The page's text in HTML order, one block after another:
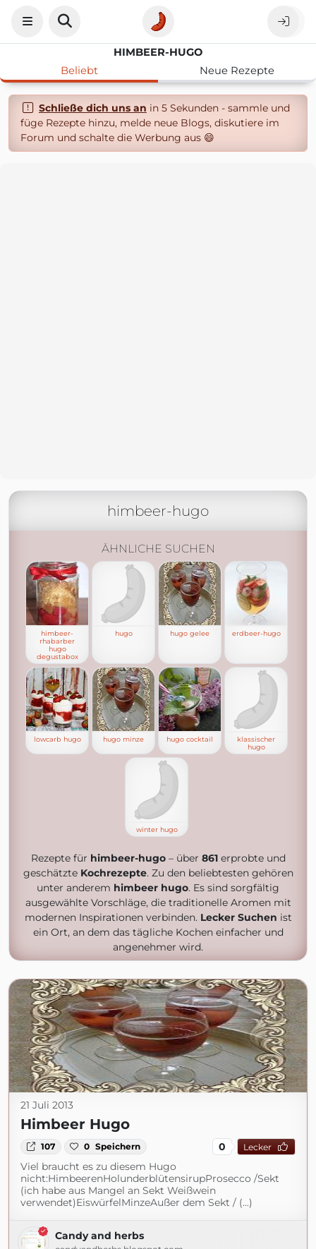
HIMBEER-HUGO
Beliebt
Neue Rezepte
Schließe dich uns an in 5 Sekunden - sammle und
füge Rezepte hinzu, melde neue Blogs, diskutiere im
Forum und schalte die Werbung aus 😄
himbeer-hugo
ÄHNLICHE SUCHEN
himbeer-
rhabarber
hugo
degustabox
hugo hugo gelee erdbeer-hugo
lowcarb hugo hugo minze hugo cocktail
klassischer
hugo
winter hugo
Rezepte für himbeer-hugo– über 861erprobte und
geschätzte Kochrezepte. Zu den beliebtesten gehören
unter anderem himbeer hugo. Es sind sorgfältig
ausgewählte Vorschläge, die traditionelle Aromen mit
modernen Inspirationen verbinden. Lecker Suchen ist
ein Ort, an dem das tägliche Kochen einfacher und
angenehmer wird.
21 Juli 2013
Himbeer Hugo
107 0 Speichern 0 Lecker
Viel braucht es zu diesem Hugo
nicht:HimbeerenHolunderblütensirupProsecco /Sekt
(ich habe aus Mangel an Sekt Weißwein
verwendet)EiswürfelMinzeAußer dem Sekt / (...)
Candy and herbs